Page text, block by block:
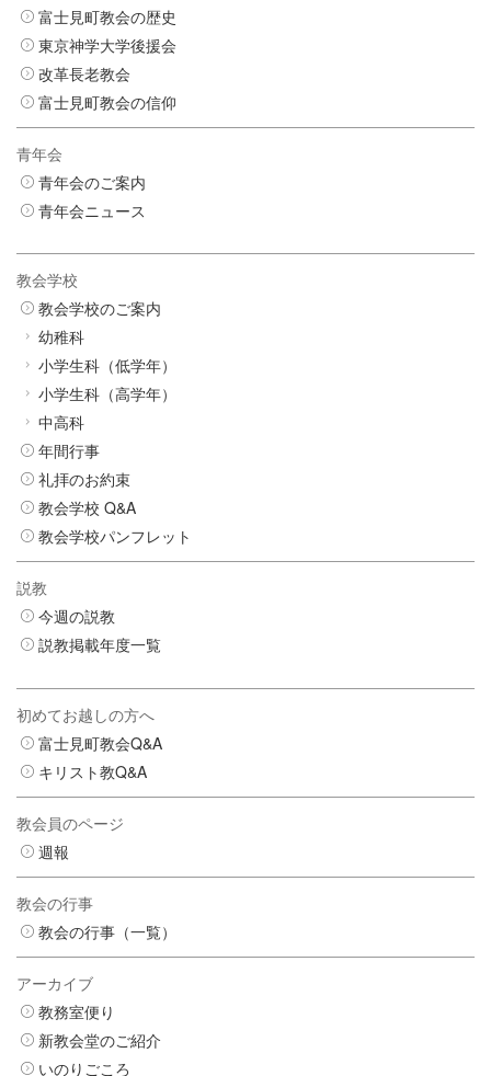
富士見町教会の歴史
東京神学大学後援会
改革長老教会
富士見町教会の信仰
青年会
青年会のご案内
青年会ニュース
教会学校
教会学校のご案内
幼稚科
小学生科（低学年）
小学生科（高学年）
中高科
年間行事
礼拝のお約束
教会学校 Q&A
教会学校パンフレット
説教
今週の説教
説教掲載年度一覧
初めてお越しの方へ
富士見町教会Q&A
キリスト教Q&A
教会員のページ
週報
教会の行事
教会の行事（一覧）
アーカイブ
教務室便り
新教会堂のご紹介
いのりごころ